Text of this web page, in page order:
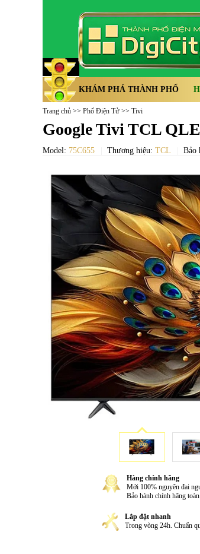
KHÁM PHÁ THÀNH PHỐ
Trang chủ >> Phố Điện Tử >> Tivi
Google Tivi TCL
Model: 75C655 Thương hiệu: TCL Bảo
Hàng chính hãng
Mới 100% nguyên đai
Bảo hành chính hãng
Lắp đặt nhanh
Trong vòng 24h. Chuẩn